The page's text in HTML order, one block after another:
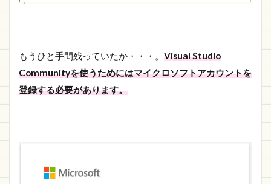
もうひと手間残っていたか・・・。 Visual Studio
Communityを使うためにはマイクロソフトアカウントを
登録する必要があります。